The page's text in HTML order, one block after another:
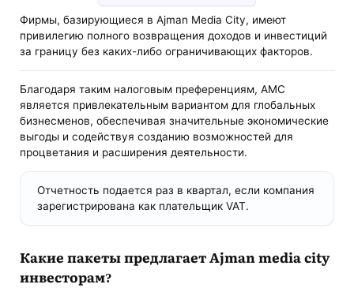
Фирмы, базирующиеся в Ajman Media City, имеют
привилегию полного возвращения доходов и инвестиций
за границу без каких-либо ограничивающих факторов.
Благодаря таким налоговым преференциям, AMC
является привлекательным вариантом для глобальных
бизнесменов, обеспечивая значительные экономические
выгоды и содействуя созданию возможностей для
процветания и расширения деятельности.
Отчетность подается раз в квартал, если компания
зарегистрирована как плательщик VAT.
Какие пакеты предлагает Ajman media city
инвесторам?